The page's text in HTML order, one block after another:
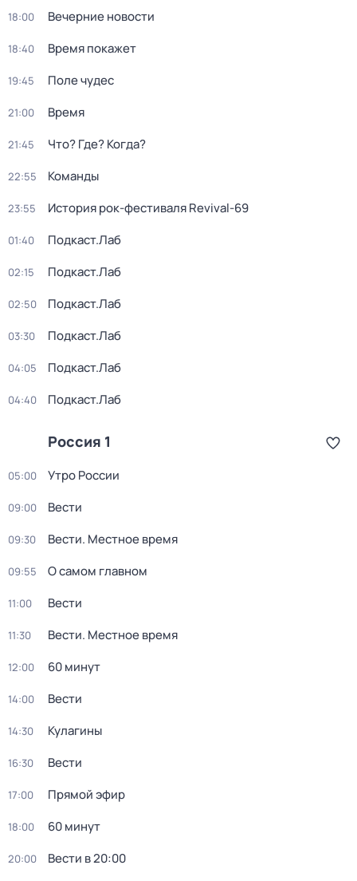
18:00 Вечерние новости
18:40 Время покажет
19:45 Поле чудес
21:00 Время
21:45 Что? Где? Когда?
22:55 Команды
23:55 История рок-фестиваля Revival-69
01:40 Подкаст.Лаб
02:15 Подкаст.Лаб
02:50 Подкаст.Лаб
03:30 Подкаст.Лаб
04:05 Подкаст.Лаб
04:40 Подкаст.Лаб
Россия 1
05:00 Утро России
09:00 Вести
09:30 Вести. Местное время
09:55 О самом главном
11:00 Вести
11:30 Вести. Местное время
12:00 60 минут
14:00 Вести
14:30 Кулагины
16:30 Вести
17:00 Прямой эфир
18:00 60 минут
20:00 Вести в 20:00